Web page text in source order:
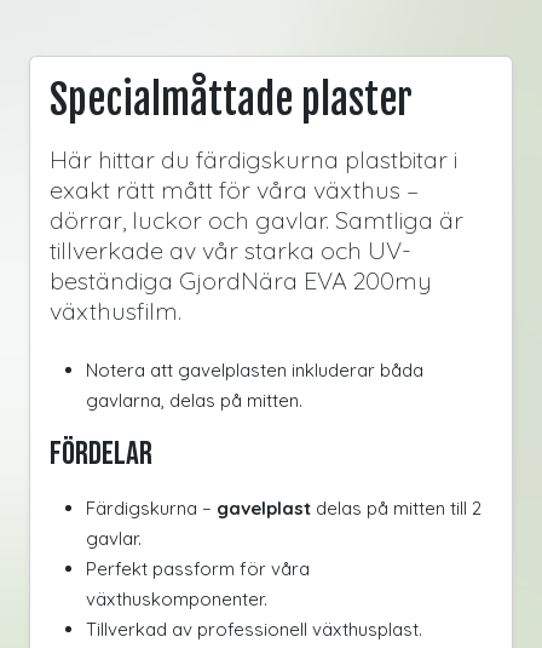
Specialmåttade plaster
Här hittar du färdigskurna plastbitar i
exakt rätt mått för våra växthus –
dörrar, luckor och gavlar. Samtliga är
tillverkade av vår starka och UV-
beständiga GjordNära EVA 200my
växthusfilm.
Notera att gavelplasten inkluderar båda
gavlarna, delas på mitten.
Fördelar
Färdigskurna – gavelplast delas på mitten till 2
gavlar.
Perfekt passform för våra
växthuskomponenter.
Tillverkad av professionell växthusplast.